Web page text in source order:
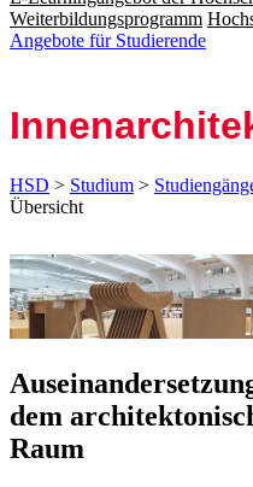
Weiterbildungsprogramm
Angebote für Studierende
HSD > Studium >
Übersicht
dem
Raum